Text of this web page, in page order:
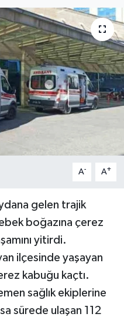
A- A+
gelen trajik
boğazına çerez
yitirdi.
ilçesinde yaşayan
kabuğu kaçtı.
sağlık ekiplerine
sürede ulaşan 112